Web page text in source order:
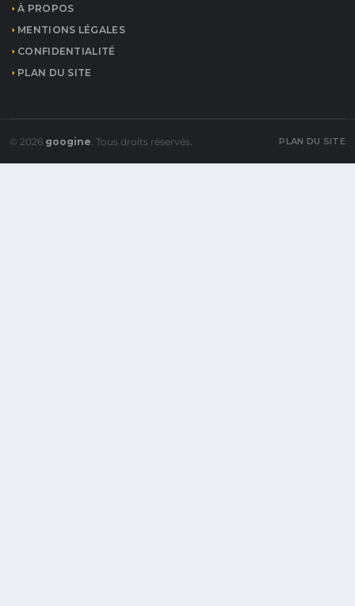
À PROPOS
MENTIONS LÉGALES
CONFIDENTIALITÉ
PLAN DU SITE
© 2026 googine. Tous droits réservés. PLAN DU SITE